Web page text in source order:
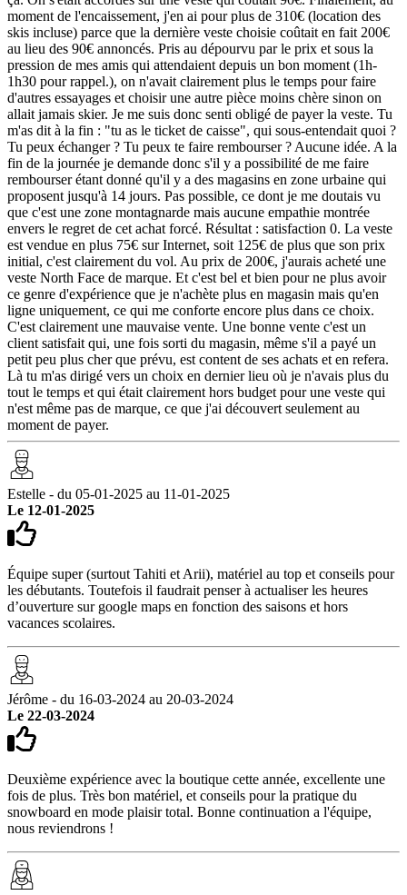
moment de l'encaissement, j'en ai pour plus de 310€ (location des
skis incluse) parce que la dernière veste choisie coûtait en fait 200€
au lieu des 90€ annoncés. Pris au dépourvu par le prix et sous la
pression de mes amis qui attendaient depuis un bon moment (1h-
1h30 pour rappel.), on n'avait clairement plus le temps pour faire
d'autres essayages et choisir une autre pièce moins chère sinon on
allait jamais skier. Je me suis donc senti obligé de payer la veste. Tu
m'as dit à la fin : "tu as le ticket de caisse", qui sous-entendait quoi ?
Tu peux échanger ? Tu peux te faire rembourser ? Aucune idée. A la
fin de la journée je demande donc s'il y a possibilité de me faire
rembourser étant donné qu'il y a des magasins en zone urbaine qui
proposent jusqu'à 14 jours. Pas possible, ce dont je me doutais vu
que c'est une zone montagnarde mais aucune empathie montrée
envers le regret de cet achat forcé. Résultat : satisfaction 0. La veste
est vendue en plus 75€ sur Internet, soit 125€ de plus que son prix
initial, c'est clairement du vol. Au prix de 200€, j'aurais acheté une
veste North Face de marque. Et c'est bel et bien pour ne plus avoir
ce genre d'expérience que je n'achète plus en magasin mais qu'en
ligne uniquement, ce qui me conforte encore plus dans ce choix.
C'est clairement une mauvaise vente. Une bonne vente c'est un
client satisfait qui, une fois sorti du magasin, même s'il a payé un
petit peu plus cher que prévu, est content de ses achats et en refera.
Là tu m'as dirigé vers un choix en dernier lieu où je n'avais plus du
tout le temps et qui était clairement hors budget pour une veste qui
n'est même pas de marque, ce que j'ai découvert seulement au
moment de payer.
Estelle - du 05-01-2025 au 11-01-2025
Le 12-01-2025
Équipe super (surtout Tahiti et Arii), matériel au top et conseils pour
les débutants. Toutefois il faudrait penser à actualiser les heures
d’ouverture sur google maps en fonction des saisons et hors
vacances scolaires.
Jérôme - du 16-03-2024 au 20-03-2024
Le 22-03-2024
Deuxième expérience avec la boutique cette année, excellente une
fois de plus. Très bon matériel, et conseils pour la pratique du
snowboard en mode plaisir total. Bonne continuation a l'équipe,
nous reviendrons !